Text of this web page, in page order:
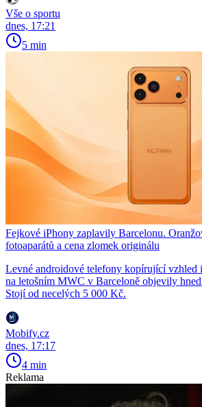
Vše o sportu
dnes, 17:21
5 min
Fejkové iPhony zaplavily Barcelonu.
fotoaparátů a cena zlomek originálu
Levné androidové telefony kopírující vzhled
na letošním MWC v Barceloně objevily
Stojí od necelých 5 000 Kč.
Mobify.cz
dnes, 17:17
4 min
Reklama